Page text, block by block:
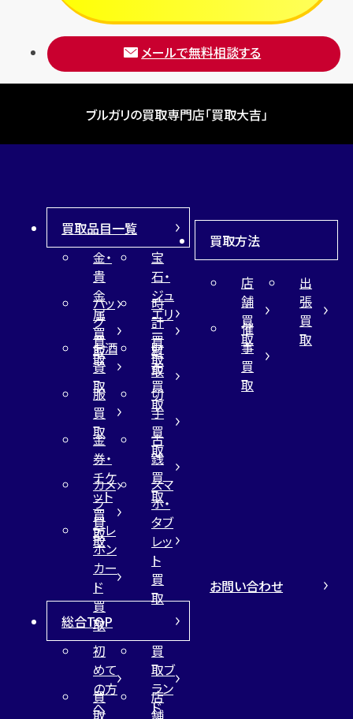
メールで無料相談する
ブルガリの買取専門店「買取大吉」
買取品目一覧
金・
貴
金
属
買
取
宝
石・
ジュ
エリ
ー
買
取
バッ
グ
買
取
時
計
買
取
お酒
買
取
財
布
買
取
服
買
取
切
手
買
取
金
券・
チケ
ット
買
取
古
銭
買
取
カメ
ラ
買
取
スマ
ホ・
タブ
レッ
ト
買
取
テレ
ホン
カー
ド
買
取
買取方法
店
舗
買
取
出
張
買
取
催
事
買
取
総合TOP
初
めて
の方
へ
買
取ブ
ラン
ド
買
取
店
舗
お問い合わせ